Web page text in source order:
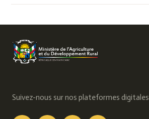
Suivez-nous sur nos plateformes digitales